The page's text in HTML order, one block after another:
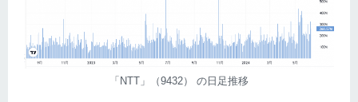
「NTT」（9432） の日足推移